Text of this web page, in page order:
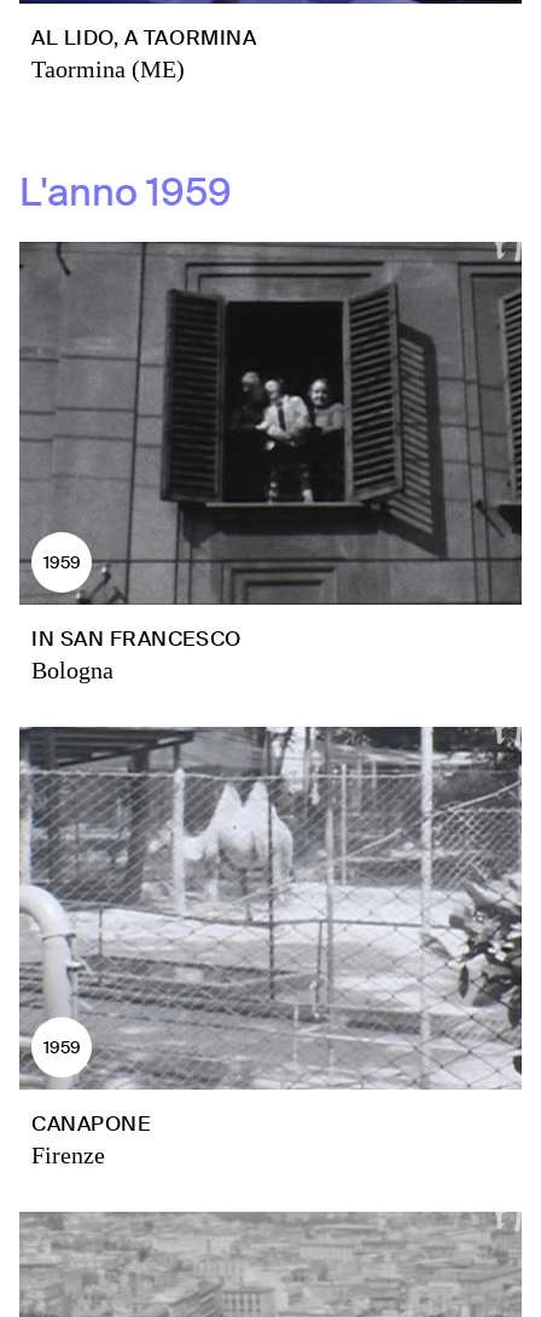
AL LIDO, A TAORMINA
Taormina (ME)
L'anno1959
1959
IN SAN FRANCESCO
Bologna
1959
CANAPONE
Firenze